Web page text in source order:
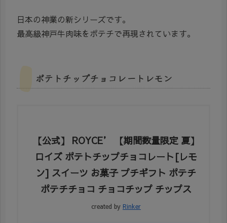
日本の神業の新シリーズです。
最高級神戸牛肉味をポテチで再現されています。
ポテトチップチョコレートレモン
【公式】 ROYCE’ 【期間数量限定 夏】
ロイズ ポテトチップチョコレート[レモ
ン] スイーツ お菓子 プチギフト ポテチ
ポテチチョコ チョコチップ チップス
created by Rinker